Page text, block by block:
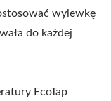
wylewkę
do każdej
EcoTap